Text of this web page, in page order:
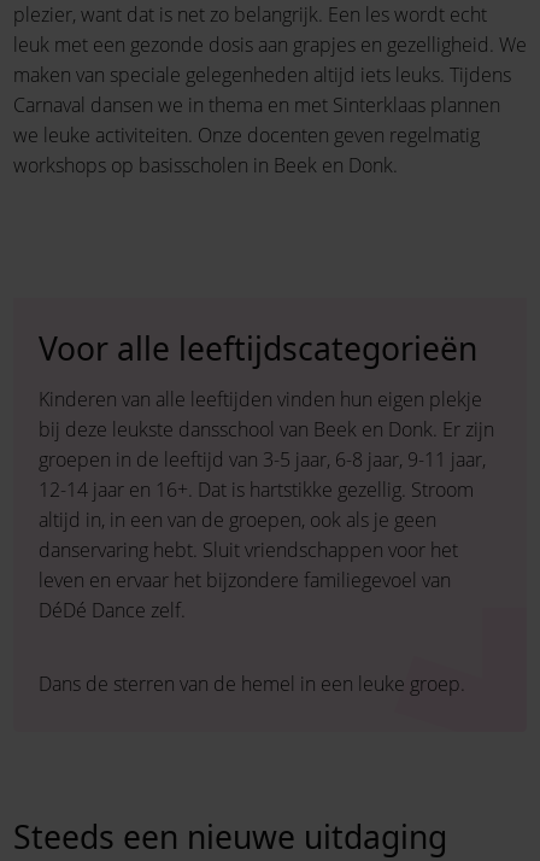
plezier, want dat is net zo belangrijk. Een les wordt echt
leuk met een gezonde dosis aan grapjes en gezelligheid. We
maken van speciale gelegenheden altijd iets leuks. Tijdens
Carnaval dansen we in thema en met Sinterklaas plannen
we leuke activiteiten. Onze docenten geven regelmatig
workshops op basisscholen in Beek en Donk.
Voor alle leeftijdscategorieën
Kinderen van alle leeftijden vinden hun eigen plekje
bij deze leukste dansschool van Beek en Donk. Er zijn
groepen in de leeftijd van 3-5 jaar, 6-8 jaar, 9-11 jaar,
12-14 jaar en 16+. Dat is hartstikke gezellig. Stroom
altijd in, in een van de groepen, ook als je geen
danservaring hebt. Sluit vriendschappen voor het
leven en ervaar het bijzondere familiegevoel van
DéDé Dance zelf.
Dans de sterren van de hemel in een leuke groep.
Steeds een nieuwe uitdaging